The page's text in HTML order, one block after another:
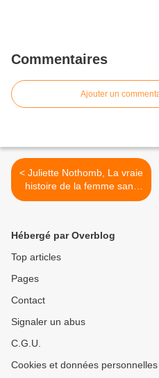
Commentaires
Ajouter un
< Juliette Nothomb, La vraie
histoire de la femme sans
tête, Albin Michel Jeunesse,
Hébergé par Overblog
Top articles
Pages
Contact
Signaler un abus
C.G.U.
Cookies et données personnelles